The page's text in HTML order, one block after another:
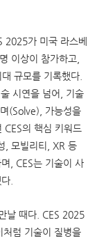
2025가 미국 라스베
이상이 참가하고,
규모를 기록했다.
시연을 넘어, 기술
(Solve), 가능성을
CES의 핵심 키워드
, 모빌리티, XR 등
, CES는 기술이 사
.
날 때다. CES 2025
럼 기술이 질병을